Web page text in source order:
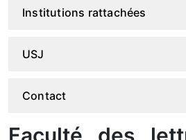
Institutions rattachées
USJ
Contact
Faculté des